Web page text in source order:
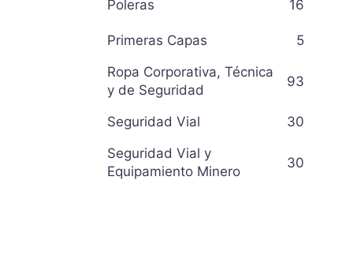
Poleras 16
Primeras Capas
5
Ropa Corporativa, Técnica
y de Seguridad
93
Seguridad Vial
30
Seguridad Vial y
Equipamiento Minero
30